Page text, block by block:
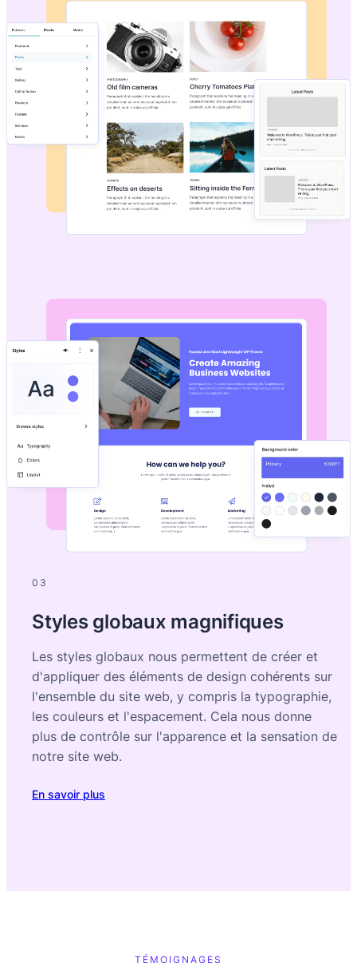
03
Styles globaux magnifiques
Les styles globaux nous permettent de créer et
d'appliquer des éléments de design cohérents sur
l'ensemble du site web, y compris la typographie,
les couleurs et l'espacement. Cela nous donne
plus de contrôle sur l'apparence et la sensation de
notre site web.
En savoir plus
TÉMOIGNAGES